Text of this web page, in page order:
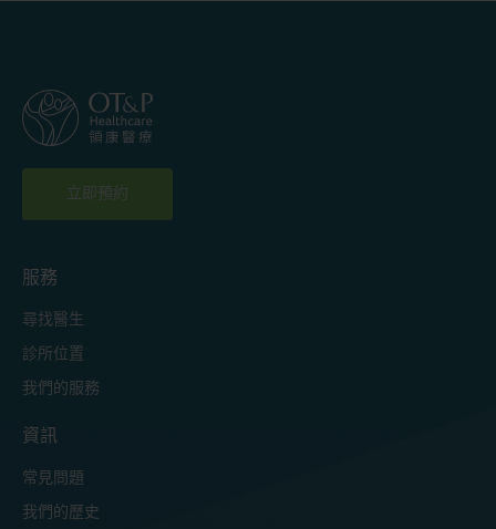
立即預約
服務
尋找醫生
診所位置
我們的服務
資訊
常見問題
我們的歷史